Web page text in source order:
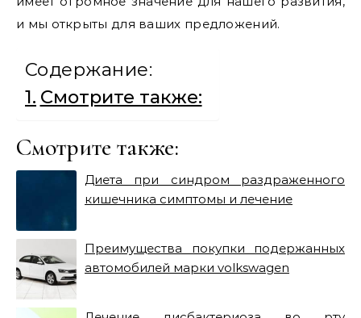
и мы открыты для ваших предложений.
Содержание:
Смотрите также:
Смотрите также:
Диета при синдром раздраженного
кишечника симптомы и лечение
Преимущества покупки подержанных
автомобилей марки volkswagen